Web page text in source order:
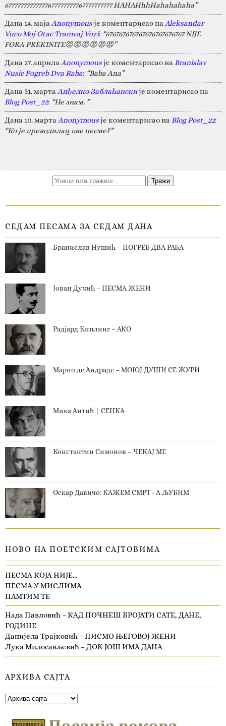
67777777777777677777777767777777777 HAHAHhhHahahahaha”
Дана 14. маја Anonymousје коментарисао на Aleksandar
Vuco Moj Otac Tramvaj Vozi: “676767676767676767676767 NIJE
FORA PREKINITE😡😡😡😡😡😡”
Дана 27. априла Anonymousје коментарисао на Branislav
Nusic Pogreb Dva Raba: “Baba Ana”
Дана 31. марта Анђелко Заблаћанскије коментарисао на
Blog Post_22: “Не знам. ”
Дана 10. марта Anonymousје коментарисао на Blog Post_22:
“Ко је преводилац ове песме?”
СЕДАМ ПЕСАМА ЗА СЕДАМ ДАНА
Бранислав Нушић – ПОГРЕБ ДВА РАБА
Јован Дучић – ПЕСМА ЖЕНИ
Радјард Киплинг – АКО
Марио де Андраде – МОЈОЈ ДУШИ СЕ ЖУРИ
Мика Антић | СЕНКА
Константин Симонов – ЧЕКАЈ МЕ
Оскар Давичо‎: КАЖЕМ СМРТ - А ЉУБИМ
НОВО НА ПОЕТСКИМ САЈТОВИМА
ПЕСМА КОЈА НИЈЕ…
ПЕСМА У МИСЛИМА
ПАМТИМ ТЕ
Нада Павловић – КАД ПОЧНЕШ БРОЈАТИ САТЕ, ДАНЕ,
ГОДИНЕ
Данијела Трајковић – ПИСМО ЊЕГОВОЈ ЖЕНИ
Лука Милосављевић – ДОК ЈОШ ИМА ДАНА
АРХИВА САЈТА